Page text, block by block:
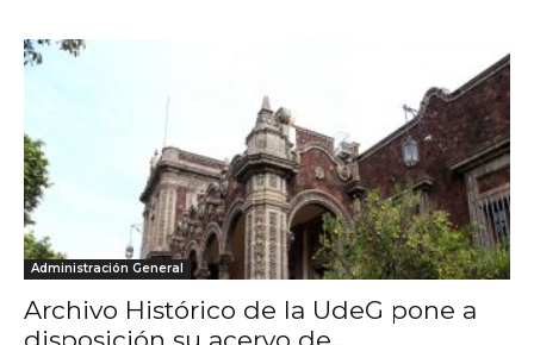
Administración General
Archivo Histórico de la UdeG pone a